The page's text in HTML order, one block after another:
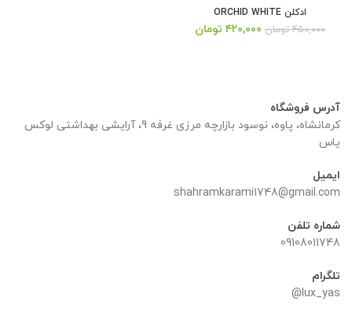
ادکلن ORCHID WHITE
۴۵۰,۰۰۰ تومان قیمت
۴۲۰,۰۰۰ تومان
آدرس فروشگاه
کرمانشاه، پاوه، نوسود بازارچه مرزی غرفه 9، آرایشی بهداشتی لوکس
یاس
ایمیل
shahramkarami1748@gmail.com
شماره تلفن
09108011748
تلگرام
lux_yas@